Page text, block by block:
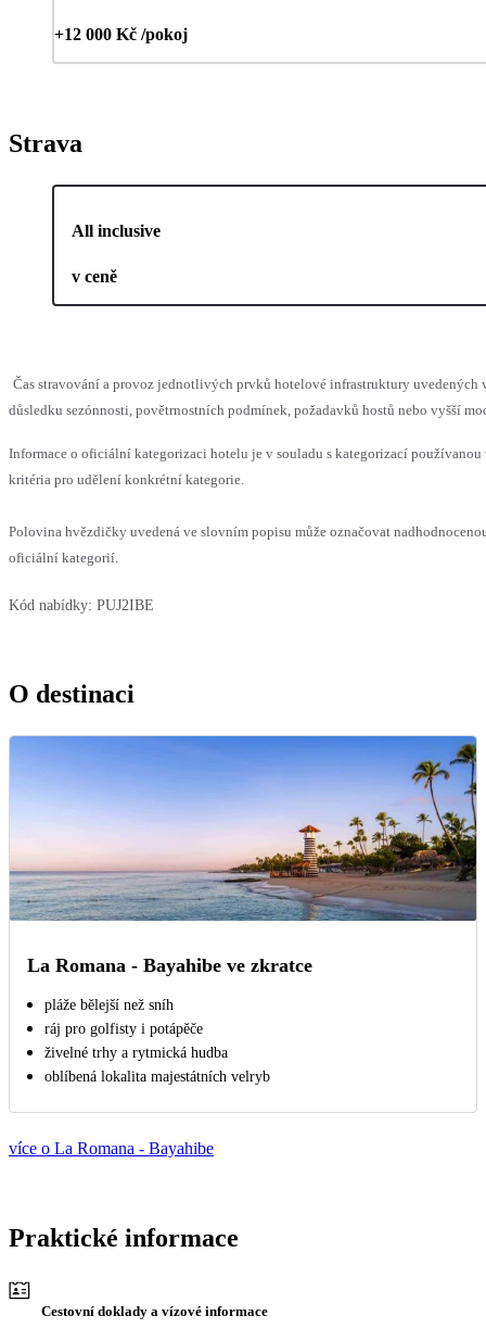
+12 000 Kč /pokoj
Strava
All inclusive
v ceně
Čas stravování a provoz jednotlivých prvků hotelové infrastruktury uvedených
důsledku sezónnosti, povětrnostních podmínek, požadavků hostů nebo vyšší
Informace o oficiální kategorizaci hotelu je v souladu s kategorizací
kritéria pro udělení konkrétní kategorie.
Polovina hvězdičky uvedená ve slovním popisu může označovat
oficiální kategorií.
Kód nabídky: PUJ2IBE
O destinaci
La Romana - Bayahibe ve zkratce
pláže bělejší než sníh
ráj pro golfisty i potápěče
živelné trhy a rytmická hudba
oblíbená lokalita majestátních velryb
více o La Romana - Bayahibe
Praktické informace
Cestovní doklady a vízové informace